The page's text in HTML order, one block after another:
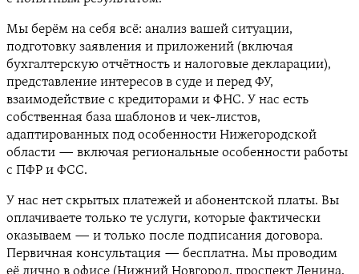
Мы берём на себя всё: анализ вашей ситуации,
подготовку заявления и приложений (включая
бухгалтерскую отчётность и налоговые декларации),
представление интересов в суде и перед ФУ,
взаимодействие с кредиторами и ФНС. У нас есть
собственная база шаблонов и чек-листов,
адаптированных под особенности Нижегородской
области — включая региональные особенности работы
с ПФР и ФСС.
У нас нет скрытых платежей и абонентской платы. Вы
оплачиваете только те услуги, которые фактически
оказываем — и только после подписания договора.
Первичная консультация — бесплатна. Мы проводим
её лично в офисе (Нижний Новгород, проспект Ленина,